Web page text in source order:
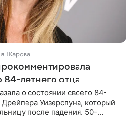
Жарова
84-летнего отца
о состоянии своего 84-
Уизерспуна, который
после падения. 50-